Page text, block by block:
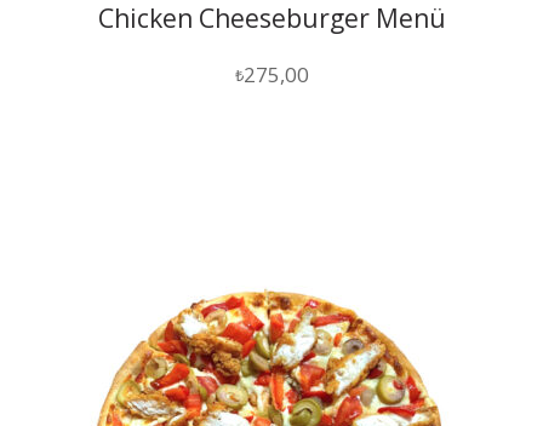
Chicken Cheeseburger Menü
₺275,00